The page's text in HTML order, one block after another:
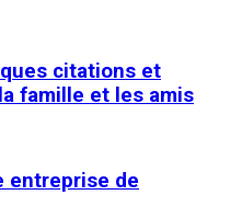
citations et
famille et les amis
entreprise de